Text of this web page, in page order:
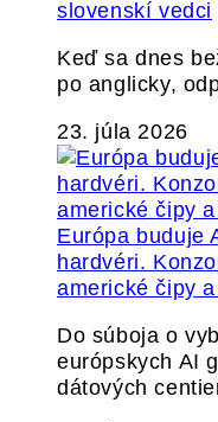
slovenskí vedci
Keď sa dnes
po anglicky,
23. júla 2026
Európa buduje
hardvéri.
americké čipy
Do súboja o
európskych AI
dátových